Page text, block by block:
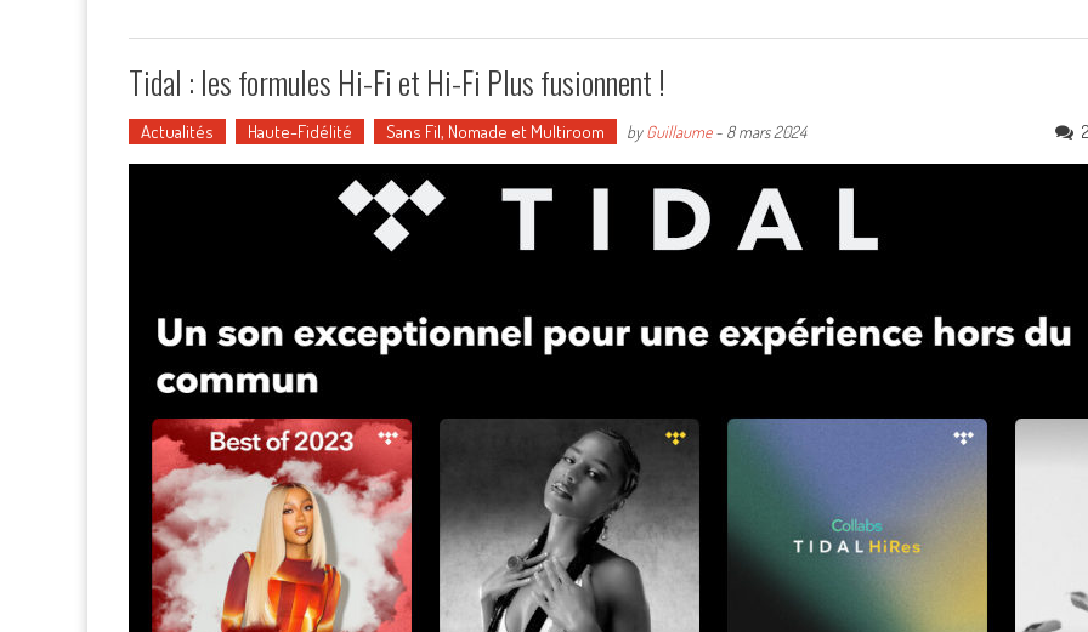
Tidal : les formules Hi-Fi et Hi-Fi Plus fusionnent !
Actualités Haute-Fidélité Sans Fil, Nomade et Multiroom byGuillaume- 8 mars 2024